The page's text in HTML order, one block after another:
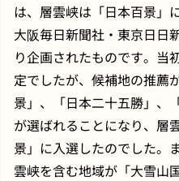
は、層雲峡は「日本百景」
大阪毎日新聞社・東京日日
り企画されたものです。当
定でしたが、候補地の推薦
景」、「日本二十五勝」、
が選ばれることになり、層
景」に入選したのでした。
雲峡を含む地域が「大雪山